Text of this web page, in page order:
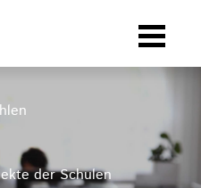
der Schulen